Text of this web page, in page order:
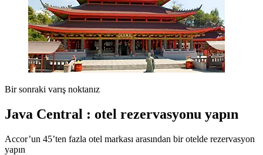
Bir sonraki varış noktanız
Java Central : otel rezervasyonu yapın
Accor’un 45’ten fazla otel markası arasından bir otelde rezervasyon
yapın